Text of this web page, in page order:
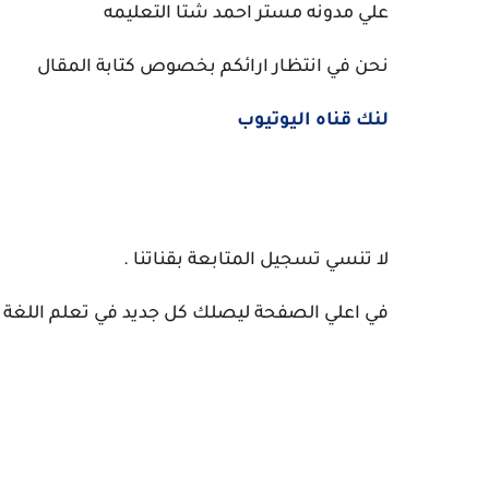
علي مدونه مستر احمد شتا التعليمه
نحن في انتظار ارائكم بخصوص كتابة المقال
لنك قناه اليوتيوب
لا تنسي تسجيل المتابعة بقناتنا .
في اعلي الصفحة ليصلك كل جديد في تعلم اللغة